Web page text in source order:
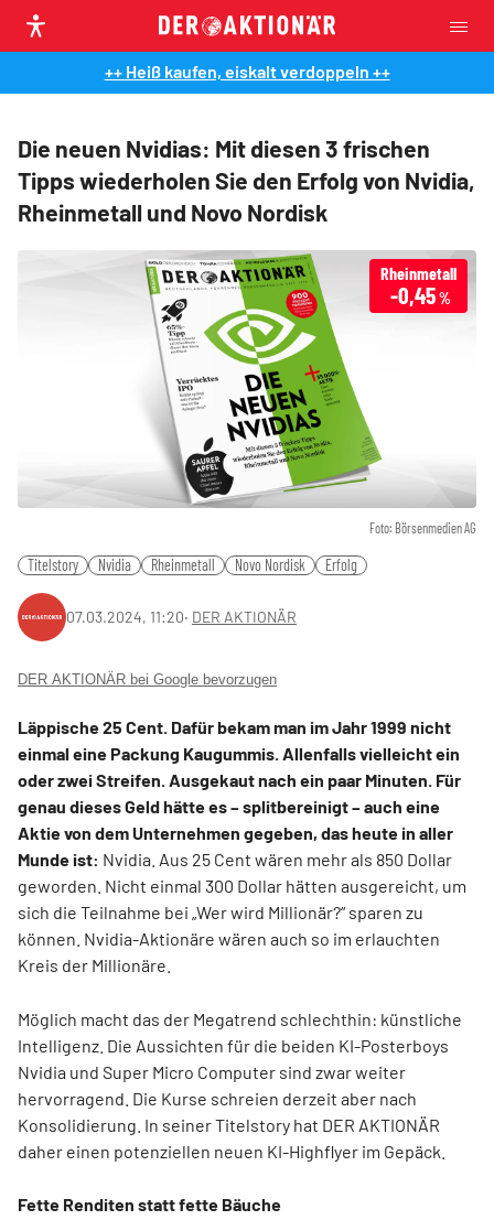
++ Heiß kaufen, eiskalt verdoppeln ++
Die neuen Nvidias: Mit diesen 3 frischen
Tipps wiederholen Sie den Erfolg von Nvidia,
Rheinmetall und Novo Nordisk
Foto: Börsenmedien AG
Rheinmetall
-0,45%
Titelstory Nvidia Rheinmetall Novo Nordisk Erfolg
07.03.2024, 11:20‧ DER AKTIONÄR
DER AKTIONÄR bei Google bevorzugen
Läppische 25 Cent. Dafür bekam man im Jahr 1999 nicht
einmal eine Packung Kaugummis. Allenfalls vielleicht ein
oder zwei Streifen. Ausgekaut nach ein paar Minuten. Für
genau dieses Geld hätte es – splitbereinigt – auch eine
Aktie von dem Unternehmen gegeben, das heute in aller
Munde ist: Nvidia. Aus 25 Cent wären mehr als 850 Dollar
geworden. Nicht einmal 300 Dollar hätten ausgereicht, um
sich die Teilnahme bei „Wer wird Millionär?“ sparen zu
können. Nvidia-Aktionäre wären auch so im erlauchten
Kreis der Millionäre.
Möglich macht das der Megatrend schlechthin: künstliche
Intelligenz. Die Aussichten für die beiden KI-Posterboys
Nvidia und Super Micro Computer sind zwar weiter
hervorragend. Die Kurse schreien derzeit aber nach
Konsolidierung. In seiner Titelstory hat DER AKTIONÄR
daher einen potenziellen neuen KI-Highflyer im Gepäck.
Fette Renditen statt fette Bäuche